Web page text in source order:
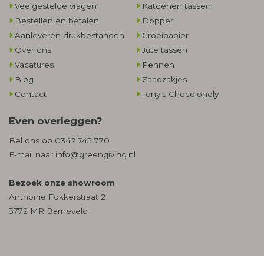
Veelgestelde vragen
Bestellen en betalen
Aanleveren drukbestanden
Over ons
Vacatures
Blog
Contact
Katoenen tassen
Dopper
Groeipapier
Jute tassen
Pennen
Zaadzakjes
Tony's Chocolonely
Even overleggen?
Bel ons op 0342 745 770
E-mail naar info@greengiving.nl
Bezoek onze showroom
Anthonie Fokkerstraat 2
3772 MR Barneveld